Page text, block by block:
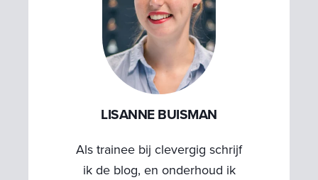
LISANNE BUISMAN
Als trainee bij clevergig schrijf
ik de blog, en onderhoud ik